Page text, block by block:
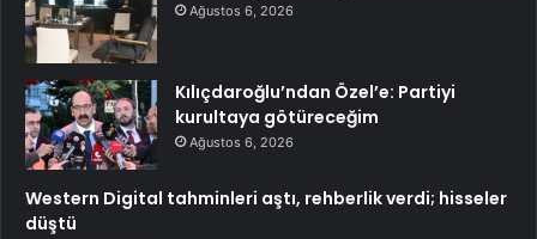
Ağustos 6, 2026
Kılıçdaroğlu’ndan Özel’e: Partiyi
kurultaya götüreceğim
Ağustos 6, 2026
Western Digital tahminleri aştı, rehberlik verdi; hisseler
düştü